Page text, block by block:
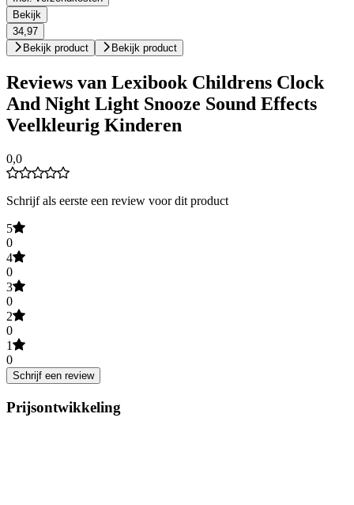
Bekijk
34,97
Bekijk product
Bekijk product
Reviews van Lexibook Childrens Clock
And Night Light Snooze Sound Effects
Veelkleurig Kinderen
0,0
Schrijf als eerste een review voor dit product
5
0
4
0
3
0
2
0
1
0
Schrijf een review
Prijsontwikkeling